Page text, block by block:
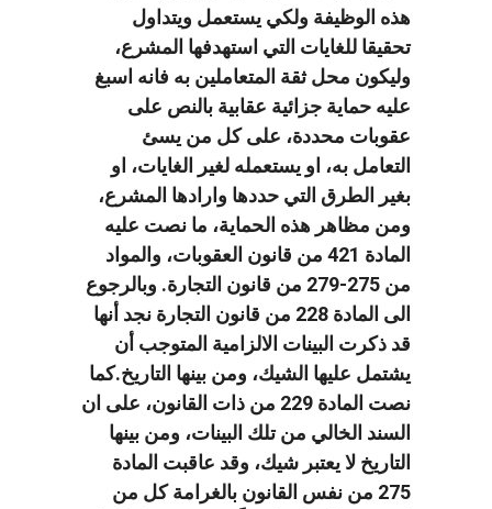
هذه الوظيفة ولكي يستعمل ويتداول
تحقيقا للغايات التي استهدفها المشرع،
وليكون محل ثقة المتعاملين به فانه اسبغ
عليه حماية جزائية عقابية بالنص على
عقوبات محددة، على كل من يسئ
التعامل به، او يستعمله لغير الغايات، او
بغير الطرق التي حددها وارادها المشرع،
ومن مظاهر هذه الحماية، ما نصت عليه
المادة 421 من قانون العقوبات، والمواد
من 275-279 من قانون التجارة. وبالرجوع
الى المادة 228 من قانون التجارة نجد أنها
قد ذكرت البينات الالزامية المتوجب أن
يشتمل عليها الشيك، ومن بينها التاريخ.كما
نصت المادة 229 من ذات القانون، على ان
السند الخالي من تلك البينات، ومن بينها
التاريخ لا يعتبر شيك، وقد عاقبت المادة
275 من نفس القانون بالغرامة كل من